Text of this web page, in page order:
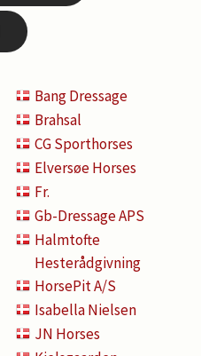
Bang Dressage
Brahsal
CG Sporthorses
Elversøe Horses
Fr.
Gb-Dressage APS
Halmtofte
Hesterådgivning
HorsePit A/S
Isabella Nielsen
JN Horses